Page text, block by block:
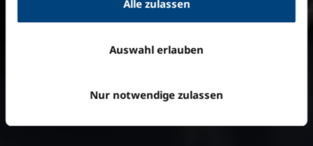
Alle zulassen
Auswahl erlauben
Nur notwendige zulassen